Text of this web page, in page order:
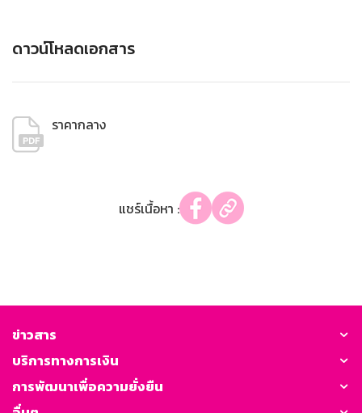
ดาวน์โหลดเอกสาร
ราคากลาง
แชร์เนื้อหา :
ข่าวสาร
บริการทางการเงิน
การพัฒนาเพื่อความยั่งยืน